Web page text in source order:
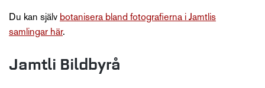
Du kan själv botanisera bland fotografierna i Jamtlis
samlingar här.
Jamtli Bildbyrå